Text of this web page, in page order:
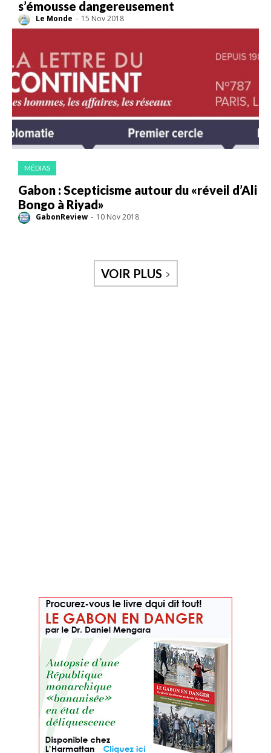
s’émousse dangereusement
Le Monde - 15 Nov 2018
MÉDIAS
Gabon : Scepticisme autour du «réveil d’Ali
Bongo à Riyad»
GabonReview - 10 Nov 2018
VOIR PLUS